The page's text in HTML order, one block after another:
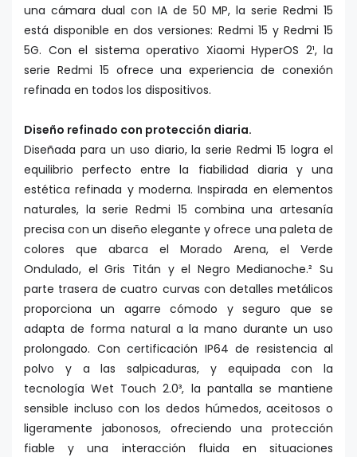
una cámara dual con IA de 50 MP, la serie Redmi 15
está disponible en dos versiones: Redmi 15 y Redmi 15
5G. Con el sistema operativo Xiaomi HyperOS 2¹, la
serie Redmi 15 ofrece una experiencia de conexión
refinada en todos los dispositivos.
Diseño refinado con protección diaria.
Diseñada para un uso diario, la serie Redmi 15 logra el
equilibrio perfecto entre la fiabilidad diaria y una
estética refinada y moderna. Inspirada en elementos
naturales, la serie Redmi 15 combina una artesanía
precisa con un diseño elegante y ofrece una paleta de
colores que abarca el Morado Arena, el Verde
Ondulado, el Gris Titán y el Negro Medianoche.² Su
parte trasera de cuatro curvas con detalles metálicos
proporciona un agarre cómodo y seguro que se
adapta de forma natural a la mano durante un uso
prolongado. Con certificación IP64 de resistencia al
polvo y a las salpicaduras, y equipada con la
tecnología Wet Touch 2.0³, la pantalla se mantiene
sensible incluso con los dedos húmedos, aceitosos o
ligeramente jabonosos, ofreciendo una protección
fiable y una interacción fluida en situaciones